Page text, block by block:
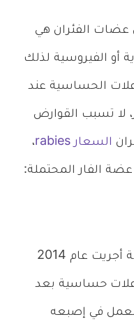
عضات الفئران هي
أو الفيروسية لذلك
الحساسية عند
لا تسبب القوارض
السعار rabies ،
الفار المحتملة:
يشير أحد المصادر إلى دراسة حالة أجريت عام 2014
حساسية بعد
في إصبعه